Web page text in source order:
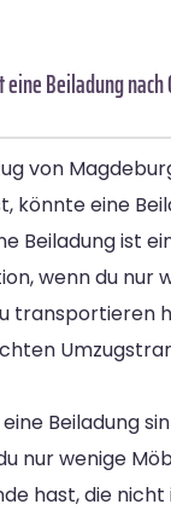
Beiladung
von
könnte eine
Beiladung ist
wenn du nur
transportieren
Beiladung
nur wenige
hast, die nicht